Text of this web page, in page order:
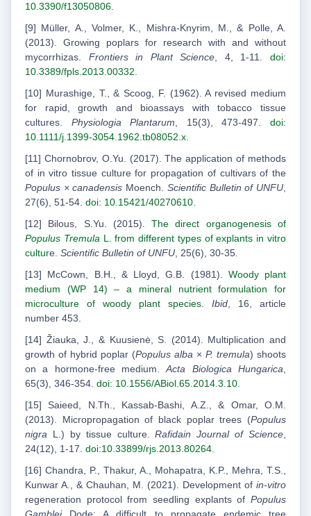
10.3390/f13050806.
[9] Müller, A., Volmer, K., Mishra-Knyrim, M., & Polle, A.
(2013). Growing poplars for research with and without
mycorrhizas. Frontiers in Plant Science, 4, 1-11.doi:
10.3389/fpls.2013.00332.
[10] Murashige, T., & Scoog, F. (1962). A revised medium
for rapid, growth and bioassays with tobacco tissue
cultures. Physiologia Plantarum, 15(3), 473-497.doi:
10.1111/j.1399-3054.1962.tb08052.x.
[11] Chornobrov, О.Yu. (2017). The application of methods
of in vitro tissue culture for propagation of cultivars of the
Populus × canadensis Moench. Scientific Bulletin of UNFU,
27(6), 51-54. doi: 10.15421/40270610.
[12] Bilous, S.Yu. (2015).The direct organogenesis of
Populus Tremula L. from different types of explants in vitro
culture. Scientific Bulletin of UNFU, 25(6), 30-35.
[13] McCown, B.H., & Lloyd, G.B. (1981). Woody plant
medium (WP 14) – a mineral nutrient formulation for
microculture of woody plant species. Ibid, 16, article
number 453.
[14] Žiauka, J., & Kuusienė, S. (2014). Multiplication and
growth of hybrid poplar (Populus alba × P. tremula) shoots
on a hormone-free medium.Acta Biologica Hungarica,
65(3), 346-354. doi: 10.1556/ABiol.65.2014.3.10.
[15] Saieed, N.Th., Kassab-Bashi, A.Z., & Omar, O.M.
(2013). Micropropagation of black poplar trees (Populus
nigra L.) by tissue culture.Rafidain Journal of Science,
24(12), 1-17. doi:10.33899/rjs.2013.80264.
[16] Chandra, P., Thakur, A., Mohapatra, K.P., Mehra, T.S.,
Kunwar A., & Chauhan, M. (2021). Development of in-vitro
regeneration protocol from seedling explants of Populus